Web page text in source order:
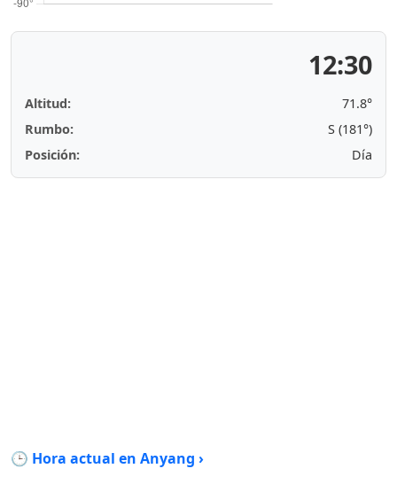
12:30
Altitud:
71.8°
Rumbo:
S (181°)
Posición:
Día
🕒 Hora actual en Anyang ›